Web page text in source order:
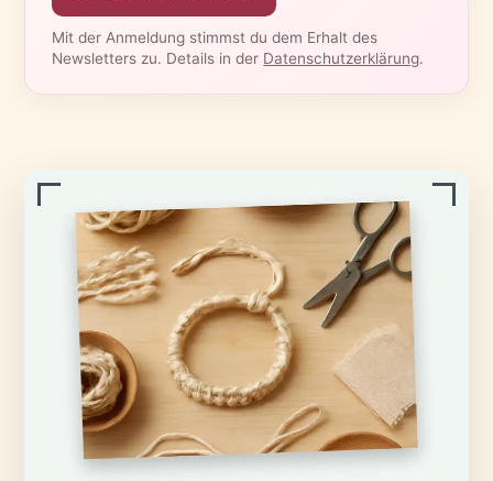
Mit der Anmeldung stimmst du dem Erhalt des
Newsletters zu. Details in der Datenschutzerklärung.